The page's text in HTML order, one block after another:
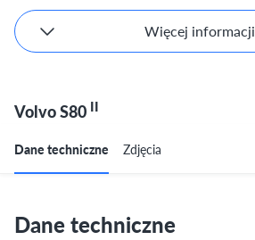
Więcej informacji
Volvo S80 II
Dane techniczne Zdjęcia
Dane techniczne